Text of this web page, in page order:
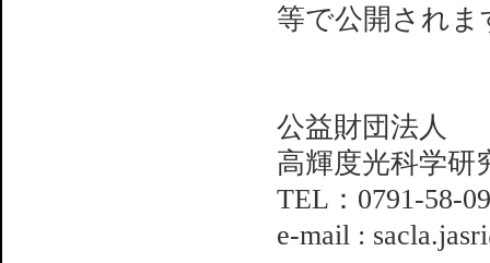
等で公開されま
公益財団法人
高輝度光科学
TEL：0791-58-
e-mail :